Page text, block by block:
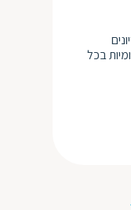
בכל